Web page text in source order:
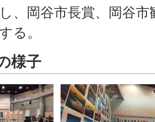
、岡谷市長賞、岡谷
る。
様子